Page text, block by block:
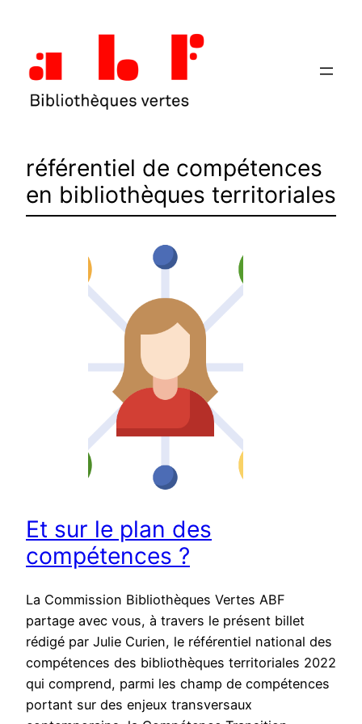
contenu
référentiel de compétences
en bibliothèques territoriales
Et sur le plan des
compétences ?
La Commission Bibliothèques Vertes ABF
partage avec vous, à travers le présent billet
rédigé par Julie Curien, le référentiel national des
compétences des bibliothèques territoriales 2022
qui comprend, parmi les champ de compétences
portant sur des enjeux transversaux